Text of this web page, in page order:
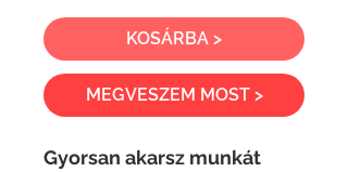
KOSÁRBA >
MEGVESZEM MOST >
Gyorsan akarsz munkát